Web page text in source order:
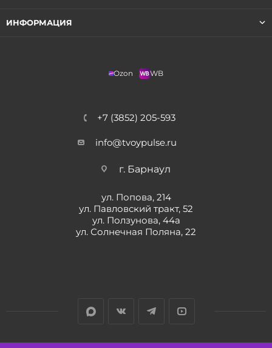
ИНФОРМАЦИЯ
Ozon WB
+7 (3852) 205-593
info@tvoypulse.ru
г. Барнаул
ул. Попова, 214
ул. Павловский тракт, 52
ул. Ползунова, 44а
ул. Солнечная Поляна, 22